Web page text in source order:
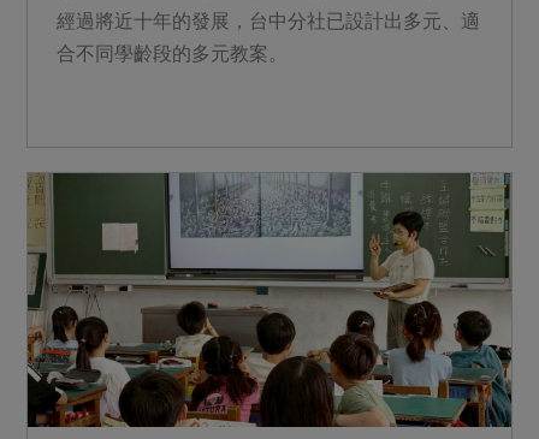
經過將近十年的發展，台中分社已設計出多元、適
合不同學齡段的多元教案。